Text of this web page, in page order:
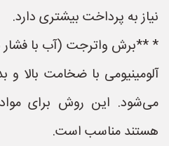
نیاز به پرداخت بیشتری دارد.
* **برش واترجت (آب با فشار
آلومینیومی با ضخامت بالا و
می‌شود. این روش برای
هستند مناسب است.